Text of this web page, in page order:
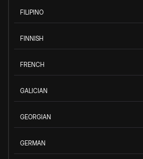
FILIPINO
FINNISH
FRENCH
GALICIAN
GEORGIAN
GERMAN